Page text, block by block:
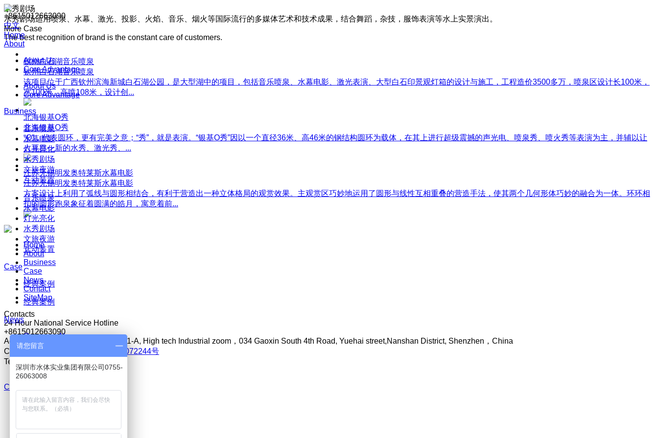
+8615012663090
中文
Home
About
About Us
Core Advantage
About Us
Core Advantage
Business
音乐喷泉
水幕电影
灯光亮化
水秀剧场
文旅夜游
互动装置
音乐喷泉
水幕电影
灯光亮化
水秀剧场
文旅夜游
互动装置
Case
经典案例
经典案例
News
Company News
Industry News
Industry News
Contact
水秀剧场
水秀剧场运用喷泉、水幕、激光、投影、火焰、音乐、烟火等国际流行的多媒体艺术和技术成果，结合舞蹈，杂技，服饰表演等水上实景演出。
More Case
The best recognition of brand is the constant care of customers.
钦州白石湖音乐喷泉
钦州白石湖音乐喷泉
该项目位于广西钦州滨海新城白石湖公园，是大型湖中的项目，包括音乐喷泉、水幕电影、激光表演、大型白石印景观灯箱的设计与施工，工程造价3500多万，喷泉区设计长100米，
宽100米，高喷108米，设计创...
北海银基O秀
北海银基O秀
“O”，代表圆环，更有完美之意；“秀”，就是表演。“银基O秀”因以一个直径36米、高46米的钢结构圆环为载体，在其上进行超级震撼的声光电、喷泉秀、喷火秀等表演为主，并辅以让
人耳目一新的水秀、激光秀、...
江苏无锡明发奥特莱斯水幕电影
江苏无锡明发奥特莱斯水幕电影
方案设计上利用了弧线与圆形相结合，有利于营造出一种立体格局的观赏效果。主观赏区巧妙地运用了圆形与线性互相重叠的营造手法，使其两个几何形体巧妙的融合为一体。环环相
扣的圆形跑泉象征着圆满的皓月，寓意着前...
Home
About
Business
Case
News
Contact
SiteMap
Contacts
24 Hour National Service Hotline
+8615012663090
Address：4th floor B10, Building W1-A, High tech Industrial zoom，034 Gaoxin South 4th Road, Yuehai street,Nanshan District, Shenzhen，China
Copyright © 1996-2026
粤ICP备13072244号
Technical Support：
点击咨询
+8615012663090
请您留言
深圳市水体实业集团有限公司0755-
26063008